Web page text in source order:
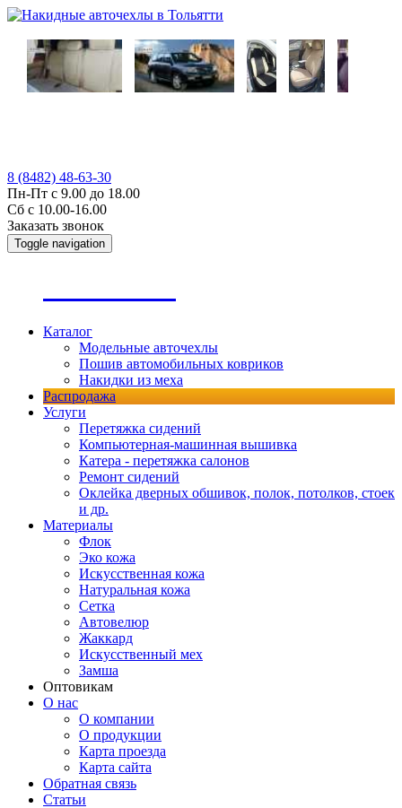
8 (8482) 48-63-30
Пн-Пт с 9.00 до 18.00
Сб с 10.00-16.00
Заказать звонок
Toggle navigation
Каталог
Модельные авточехлы
Пошив автомобильных ковриков
Накидки из меха
Распродажа
Услуги
Перетяжка сидений
Компьютерная-машинная вышивка
Катера - перетяжка салонов
Ремонт сидений
Оклейка дверных обшивок, полок, потолков, стоек
и др.
Материалы
Флок
Эко кожа
Искусственная кожа
Натуральная кожа
Сетка
Автовелюр
Жаккард
Искусственный мех
Замша
Оптовикам
О нас
О компании
О продукции
Карта проезда
Карта сайта
Обратная связь
Статьи